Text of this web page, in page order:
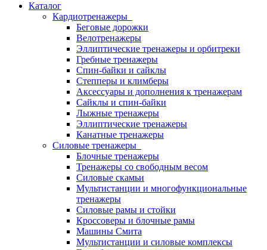
Каталог
Кардиотренажеры
Беговые дорожки
Велотренажеры
Эллиптические тренажеры и орбитреки
Гребные тренажеры
Спин-байки и сайклы
Степперы и климберы
Аксессуары и дополнения к тренажерам
Сайклы и спин-байки
Лыжные тренажеры
Эллиптические тренажеры
Канатные тренажеры
Силовые тренажеры
Блочные тренажеры
Тренажеры со свободным весом
Силовые скамьи
Мультистанции и многофункциональные
тренажеры
Силовые рамы и стойки
Кроссоверы и блочные рамы
Машины Смита
Мультистанции и силовые комплексы